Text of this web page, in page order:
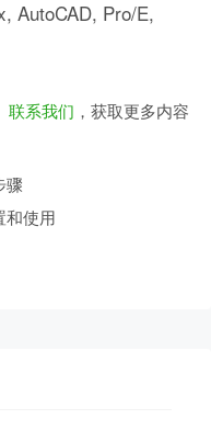
AutoCAD, Pro/E,
联系我们 ，获取更多内容
骤
和使用